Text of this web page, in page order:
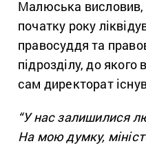
Малюська висловив,
початку року
правосуддя та
підрозділу, до
сам директорат
“У нас залишилися
На мою думку,